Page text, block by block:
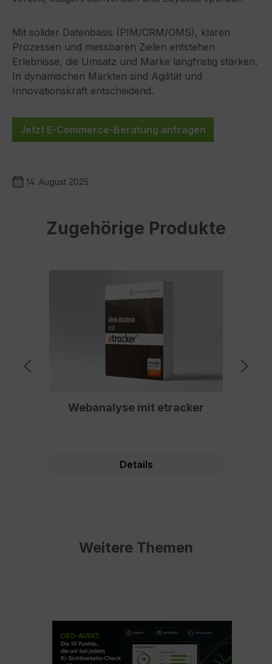
Mit solider Datenbasis (PIM/CRM/OMS), klaren
Prozessen und messbaren Zielen entstehen
Erlebnisse, die Umsatz und Marke langfristig stärken.
In dynamischen Märkten sind Agilität und
Innovationskraft entscheidend.
Jetzt E-Commerce-Beratung anfragen
14. August 2025
Produktgalerie überspringen
Zugehörige Produkte
Webanalyse mit etracker
Details
Weitere Themen